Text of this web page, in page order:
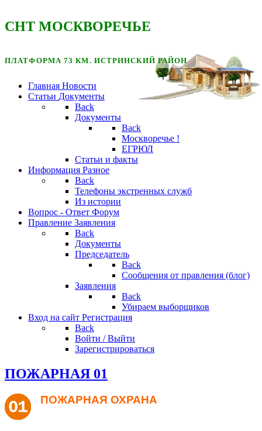
CНТ МОСКВОРЕЧЬЕ
ПЛАТФОРМА 73 КМ. ИСТРИНСКИЙ РАЙОН
Главная Новости
Статьи Документы
Back
Документы
Back
Москворечье !
ЕГРЮЛ
Статьи и факты
Информация Разное
Back
Телефоны экстренных служб
Из истории
Вопрос - Ответ Форум
Правление Заявления
Back
Документы
Председатель
Back
Сообщения от правления (блог)
Заявления
Back
Убираем выборщиков
Вход на сайт Регистрация
Back
Войти / Выйти
Зарегистрироваться
ПОЖАРНАЯ 01
ПОЖАРНАЯ ОХРАНА